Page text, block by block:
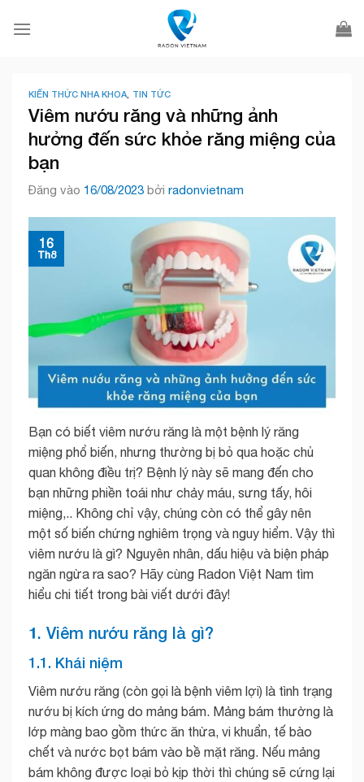
qua
KIẾN THỨC NHA KHOA TIN TỨC
Viêm nướu răng và những ảnh
hưởng đến sức khỏe răng miệng của
bạn
Đăng vào 16/08/2023 bởi radonvietnam
16
Th8
Bạn có biết viêm nướu răng là một bệnh lý răng
miệng phổ biến, nhưng thường bị bỏ qua hoặc chủ
quan không điều trị? Bệnh lý này sẽ mang đến cho
bạn những phiền toái như chảy máu, sưng tấy, hôi
miệng,.. Không chỉ vậy, chúng còn có thể gây nên
một số biến chứng nghiêm trọng và nguy hiểm. Vậy thì
viêm nướu là gì? Nguyên nhân, dấu hiệu và biện pháp
ngăn ngừa ra sao? Hãy cùng Radon Việt Nam tìm
hiểu chi tiết trong bài viết dưới đây!
1. Viêm nướu răng là gì?
1.1. Khái niệm
Viêm nướu răng (còn gọi là bệnh viêm lợi) là tình trạng
nướu bị kích ứng do mảng bám. Mảng bám thường là
lớp màng bao gồm thức ăn thừa, vi khuẩn, tế bào
chết và nước bọt bám vào bề mặt răng. Nếu mảng
bám không được loại bỏ kịp thời thì chúng sẽ cứng lại